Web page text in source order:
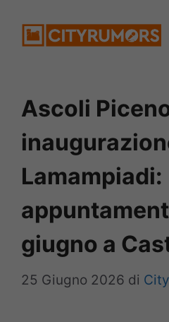
Ascoli
Lamampiadi:
giugno a
25 Giugno 2026 di